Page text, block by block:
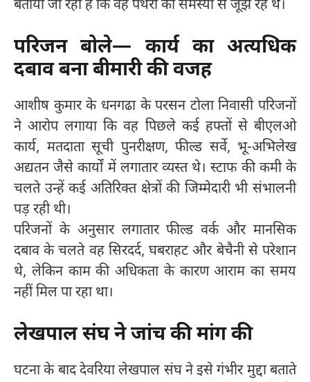
बताया जा रहा है कि वह पथरी की समस्या से जूझ रहे थे।
परिजन बोले— कार्य का अत्यधिक
दबाव बना बीमारी की वजह
आशीष कुमार के धनगढा के परसन टोला निवासी परिजनों
ने आरोप लगाया कि वह पिछले कई हफ्तों से बीएलओ
कार्य, मतदाता सूची पुनरीक्षण, फील्ड सर्वे, भू-अभिलेख
अद्यतन जैसे कार्यों में लगातार व्यस्त थे। स्टाफ की कमी के
चलते उन्हें कई अतिरिक्त क्षेत्रों की जिम्मेदारी भी संभालनी
पड़ रही थी।
परिजनों के अनुसार लगातार फील्ड वर्क और मानसिक
दबाव के चलते वह सिरदर्द, घबराहट और बेचैनी से परेशान
थे, लेकिन काम की अधिकता के कारण आराम का समय
नहीं मिल पा रहा था।
लेखपाल संघ ने जांच की मांग की
घटना के बाद देवरिया लेखपाल संघ ने इसे गंभीर मुद्दा बताते